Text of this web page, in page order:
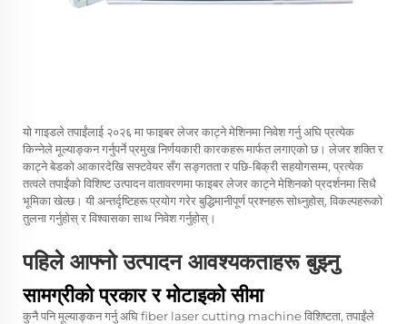
यो गाइडले तपाईंलाई २०२६ मा फाइबर लेजर काट्ने मेशिनमा निवेश गर्नु अघि प्रत्येक
किन्नेले मूल्याङ्कन गर्नुपर्ने प्रमुख निर्णयकारी कारकहरू मार्फत लगाएको छ। लेजर शक्ति र
काट्ने बेडको आकारदेखि सफ्टवेयर सँग सङ्गतता र पछि-बिक्री सहयोगसम्म, प्रत्येक
तत्वले तपाईंको विशिष्ट उत्पादन वातावरणमा फाइबर लेजर काट्ने मेशिनको प्रदर्शनमा सिधै
भूमिका खेल्छ। यी अन्तर्दृष्टिहरू प्रयोग गरेर बुद्धिमानीपूर्ण प्रश्नहरू सोध्नुहोस्, विकल्पहरूको
तुलना गर्नुहोस् र विश्वासका साथ निवेश गर्नुहोस्।
पहिले आफ्नो उत्पादन आवश्यकताहरू बुझ्नु
सामग्रीको प्रकार र मोटाइको सीमा
कुनै पनि मूल्याङ्कन गर्नु अघिfiber laser cutting machineविशिष्टता, तपाईंले